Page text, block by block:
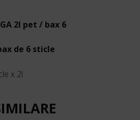
2l pet / bax 6
de 6 sticle
x 2l